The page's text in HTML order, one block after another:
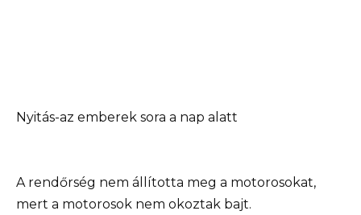
Nyitás-az emberek sora a nap alatt
A rendőrség nem állította meg a motorosokat,
mert a motorosok nem okoztak bajt.